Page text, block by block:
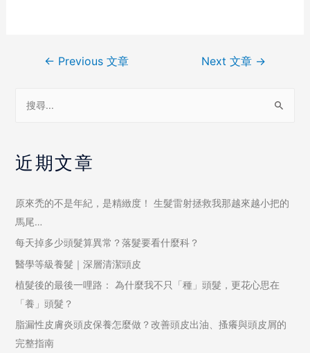
← Previous 文章 Next 文章 →
近期文章
原來禿的不是年紀，是精緻度！ 生髮雷射拯救我那越來越小把的
馬尾…
每天掉多少頭髮算異常？落髮要看什麼科？
醫學等級養髮｜深層清潔頭皮
植髮後的最後一哩路： 為什麼我不只「種」頭髮，更花心思在
「養」頭髮？
脂漏性皮膚炎頭皮保養怎麼做？改善頭皮出油、搔癢與頭皮屑的
完整指南